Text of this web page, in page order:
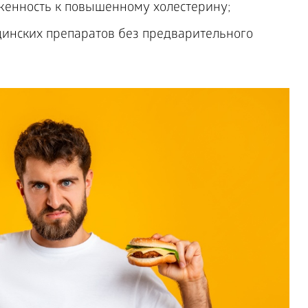
к повышенному холестерину;
препаратов без предварительного